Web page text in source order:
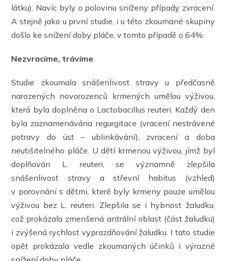
látku). Navíc byly o polovinu sníženy případy zvracení.
A stejně jako u první studie, i u této zkoumané skupiny
došlo ke snížení doby pláče, v tomto případě o 64%.
Nezvracíme, trávíme
Studie zkoumala snášenlivost stravy u předčasně
narozených novorozenců krmených umělou výživou,
která byla doplněna o Lactobacillus reuteri. Každý den
byla zaznamenávána regurgitace (vracení nestrávené
potravy do úst – ublinkávání), zvracení a doba
neutišitelného pláče. U dětí krmenou výživou, jímž byl
doplňován L. reuteri, se významně zlepšila
snášenlivost stravy a střevní habitus (vzhled)
v porovnání s dětmi, které byly krmeny pouze umělou
výživou bez L. reuteri. Zlepšila se i hybnost žaludku,
což prokázala zmenšená antrální oblast (část žaludku)
i zvýšená rychlost vyprazdňování žaludku. I tato studie
opět prokázala vedle zkoumaných účinků i výrazné